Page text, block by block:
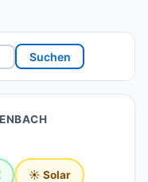
Suchen
☀️ Solar